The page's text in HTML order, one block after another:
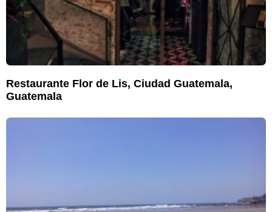
Restaurante Flor de Lis, Ciudad Guatemala,
Guatemala